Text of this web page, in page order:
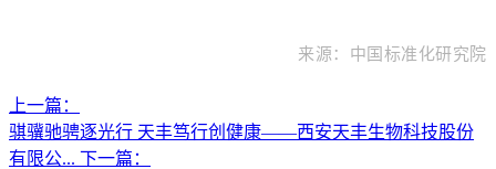
来源：中国标准化研究院
上一篇：
骐骥驰骋逐光行 天丰笃行创健康——西安天丰生物科技股份
有限公... 下一篇：